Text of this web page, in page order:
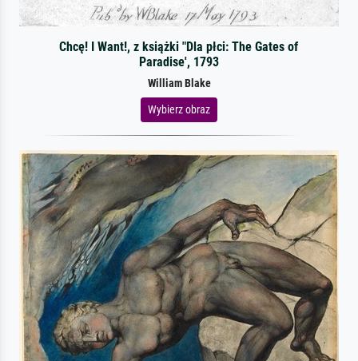
Chcę! I Want!, z książki "Dla płci: The Gates of
Paradise', 1793
William Blake
Wybierz obraz